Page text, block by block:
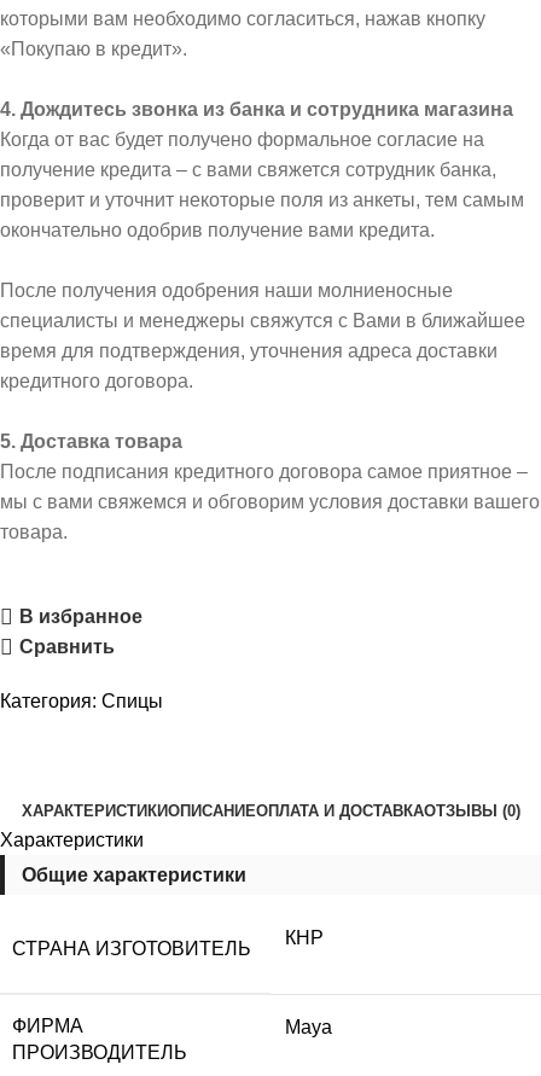
которыми вам необходимо согласиться, нажав кнопку
«Покупаю в кредит».
4. Дождитесь звонка из банка и сотрудника магазина
Когда от вас будет получено формальное согласие на
получение кредита – с вами свяжется сотрудник банка,
проверит и уточнит некоторые поля из анкеты, тем самым
окончательно одобрив получение вами кредита.
После получения одобрения наши молниеносные
специалисты и менеджеры свяжутся с Вами в ближайшее
время для подтверждения, уточнения адреса доставки
кредитного договора.
5. Доставка товара
После подписания кредитного договора самое приятное –
мы с вами свяжемся и обговорим условия доставки вашего
товара.
В избранное
Сравнить
Категория: Спицы
ХАРАКТЕРИСТИКИОПИСАНИЕОПЛАТА И ДОСТАВКАОТЗЫВЫ (0)
Характеристики
Общие характеристики
СТРАНА ИЗГОТОВИТЕЛЬ
КНР
ФИРМА
ПРОИЗВОДИТЕЛЬ
Maya